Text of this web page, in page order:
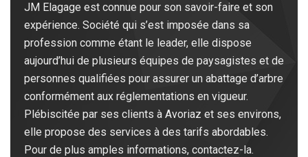
JM Elagage est connue pour son savoir-faire et son
expérience. Société qui s’est imposée dans sa
profession comme étant le leader, elle dispose
aujourd’hui de plusieurs équipes de paysagistes et de
personnes qualifiées pour assurer un abattage d’arbre
conformément aux réglementations en vigueur.
Plébiscitée par ses clients à Avoriaz et ses environs,
elle propose des services à des tarifs abordables.
Pour de plus amples informations, contactez-la.